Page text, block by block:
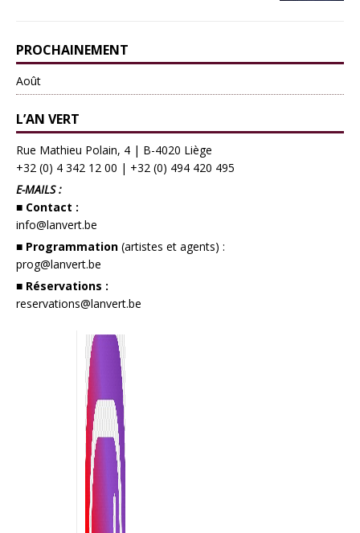
PROCHAINEMENT
Août
L’AN VERT
Rue Mathieu Polain, 4 | B-4020 Liège
+32 (0) 4 342 12 00 | +32 (0) 494 420 495
E-MAILS :
■ Contact :
info@lanvert.be
■ Programmation (artistes et agents) :
prog@lanvert.be
■ Réservations :
reservations@lanvert.be